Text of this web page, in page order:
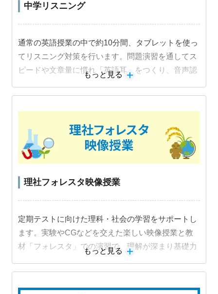
中学リスニング
通常の英語授業の中で約10分間、タブレットを使っ
てリスニング対策を行います。問題演習を通してス
ピードや文章量に慣れ「英語耳」をつくり、音声認
つけます。
もっと見る
理社フォレスタ映像授業
定期テストに向けた理科・社会の学習をサポートし
ます。実験やCGなどを交えた楽しい映像授業と教
材「フォレスタ」での演習で、理解が深まり基礎力
もっと見る